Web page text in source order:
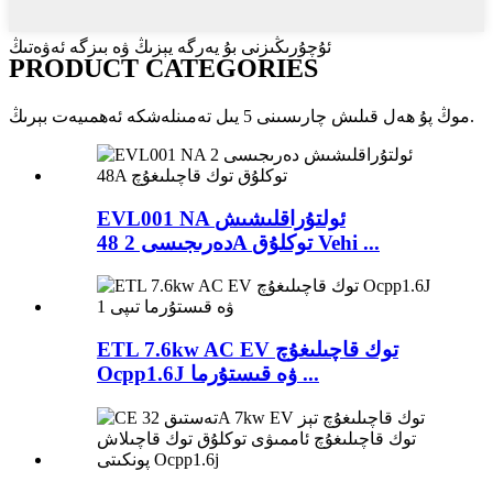
ئۇچۇرىڭىزنى بۇ يەرگە يېزىڭ ۋە بىزگە ئەۋەتىڭ
PRODUCT CATEGORIES
موڭ پۇ ھەل قىلىش چارىسىنى 5 يىل تەمىنلەشكە ئەھمىيەت بېرىڭ.
EVL001 NA ئولتۇراقلىشىش
دەرىجىسى 2 48A توكلۇق Vehi ...
ETL 7.6kw AC EV توك قاچىلىغۇچ
Ocpp1.6J ۋە قىستۇرما ...